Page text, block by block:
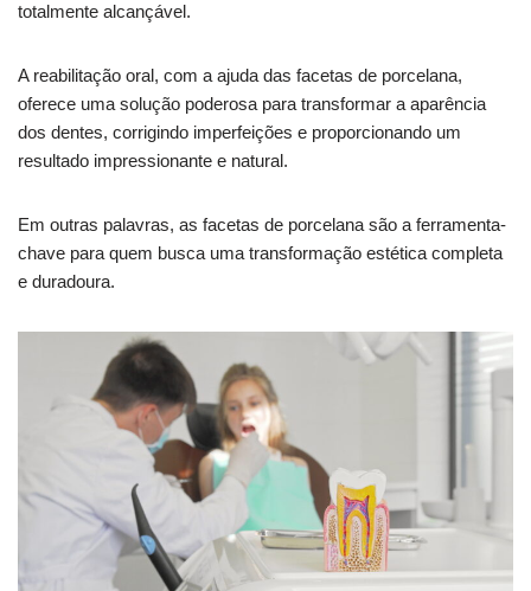
totalmente alcançável.
A reabilitação oral, com a ajuda das facetas de porcelana,
oferece uma solução poderosa para transformar a aparência
dos dentes, corrigindo imperfeições e proporcionando um
resultado impressionante e natural.
Em outras palavras, as facetas de porcelana são a ferramenta-
chave para quem busca uma transformação estética completa
e duradoura.